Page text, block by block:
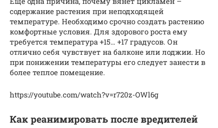
содержание растения при неподходящей
температуре. Необходимо срочно создать растению
комфортные условия. Для здорового роста ему
требуется температура +15… +17 градусов. Он
отлично себя чувствует на балконе или лоджии. Но
при понижении температуры его следует занести в
более теплое помещение.
https://youtube.com/watch?v=r720z-OWl6g
Как реанимировать после вредителей